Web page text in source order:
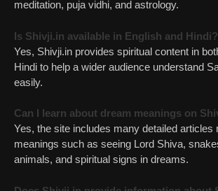
meditation, puja vidhi, and astrology.
Is Shivji.in available in English and Hindi?
Yes, Shivji.in provides spiritual content in
Hindi to help a wider audience understand
easily.
Can I learn about dream meanings on
Yes, the site includes many detailed articles
meanings such as seeing Lord Shiva,
animals, and spiritual signs in dreams.